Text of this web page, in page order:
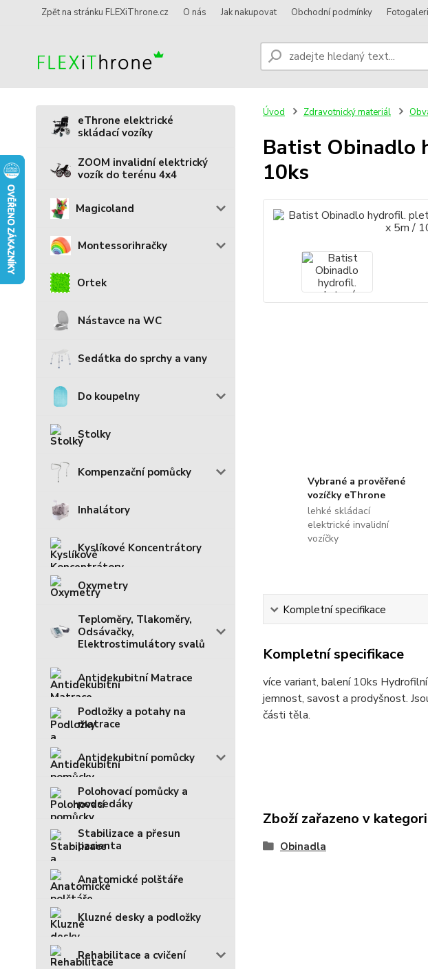
Zpět na stránku FLEXiThrone.cz O nás Jak nakupovat Obchodní podmínky
eThrone elektrické
skládací vozíky
ZOOM invalidní elektrický
vozík do terénu 4x4
Magicoland
Montessorihračky
Ortek
Nástavce na WC
Sedátka do sprchy a vany
Do koupelny
Stolky
Kompenzační pomůcky
Inhalátory
Kyslíkové Koncentrátory
Oxymetry
Teploměry, Tlakoměry,
Odsávačky,
Elektrostimulátory svalů
Antidekubitní Matrace
Podložky a potahy na
matrace
Antidekubitní pomůcky
Polohovací pomůcky a
podsedáky
Stabilizace a přesun
pacienta
Anatomické polštáře
Kluzné desky a podložky
Rehabilitace a cvičení
Úvod Zdravotnický materiál
Batist Obinadlo
10ks
Vybrané a prověřené
vozíčky eThrone
lehké skládací
elektrické invalidní
vozíčky
Kompletní specifikace
Kompletní specifikace
více variant, balení 10ks
jemnost, savost a prodyšnost.
části těla.
Zboží zařazeno v
Obinadla